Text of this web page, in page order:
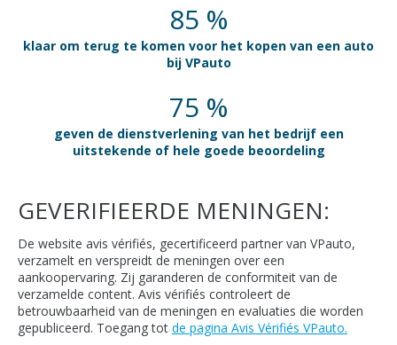
85 %
klaar om terug te komen voor het kopen van een auto
bij VPauto
75 %
geven de dienstverlening van het bedrijf een
uitstekende of hele goede beoordeling
GEVERIFIEERDE MENINGEN:
De website avis vérifiés, gecertificeerd partner van VPauto,
verzamelt en verspreidt de meningen over een
aankoopervaring. Zij garanderen de conformiteit van de
verzamelde content. Avis vérifiés controleert de
betrouwbaarheid van de meningen en evaluaties die worden
gepubliceerd. Toegang tot de pagina Avis Vérifiés VPauto.